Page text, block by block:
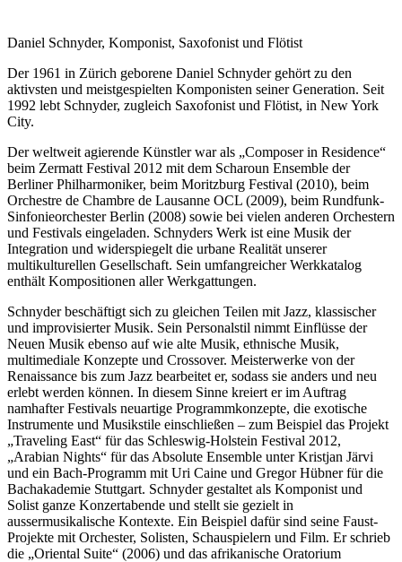
Daniel Schnyder, Komponist, Saxofonist und Flötist
Der 1961 in Zürich geborene Daniel Schnyder gehört zu den
aktivsten und meistgespielten Komponisten seiner Generation. Seit
1992 lebt Schnyder, zugleich Saxofonist und Flötist, in New York
City.
Der weltweit agierende Künstler war als „Composer in Residence“
beim Zermatt Festival 2012 mit dem Scharoun Ensemble der
Berliner Philharmoniker, beim Moritzburg Festival (2010), beim
Orchestre de Chambre de Lausanne OCL (2009), beim Rundfunk-
Sinfonieorchester Berlin (2008) sowie bei vielen anderen Orchestern
und Festivals eingeladen. Schnyders Werk ist eine Musik der
Integration und widerspiegelt die urbane Realität unserer
multikulturellen Gesellschaft. Sein umfangreicher Werkkatalog
enthält Kompositionen aller Werkgattungen.
Schnyder beschäftigt sich zu gleichen Teilen mit Jazz, klassischer
und improvisierter Musik. Sein Personalstil nimmt Einflüsse der
Neuen Musik ebenso auf wie alte Musik, ethnische Musik,
multimediale Konzepte und Crossover. Meisterwerke von der
Renaissance bis zum Jazz bearbeitet er, sodass sie anders und neu
erlebt werden können. In diesem Sinne kreiert er im Auftrag
namhafter Festivals neuartige Programmkonzepte, die exotische
Instrumente und Musikstile einschließen – zum Beispiel das Projekt
„Traveling East“ für das Schleswig-Holstein Festival 2012,
„Arabian Nights“ für das Absolute Ensemble unter Kristjan Järvi
und ein Bach-Programm mit Uri Caine und Gregor Hübner für die
Bachakademie Stuttgart. Schnyder gestaltet als Komponist und
Solist ganze Konzertabende und stellt sie gezielt in
aussermusikalische Kontexte. Ein Beispiel dafür sind seine Faust-
Projekte mit Orchester, Solisten, Schauspielern und Film. Er schrieb
die „Oriental Suite“ (2006) und das afrikanische Oratorium